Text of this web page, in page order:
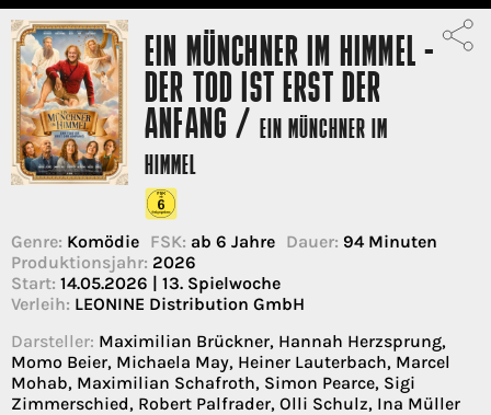
EIN MÜNCHNER IM HIMMEL -
DER TOD IST ERST DER
ANFANG / EIN MÜNCHNER IM
HIMMEL
Genre: Komödie FSK: ab 6 Jahre Dauer: 94 Minuten
Produktionsjahr: 2026
Start: 14.05.2026 | 13. Spielwoche
Verleih: LEONINE Distribution GmbH
Darsteller: Maximilian Brückner, Hannah Herzsprung,
Momo Beier, Michaela May, Heiner Lauterbach, Marcel
Mohab, Maximilian Schafroth, Simon Pearce, Sigi
Zimmerschied, Robert Palfrader, Olli Schulz, Ina Müller